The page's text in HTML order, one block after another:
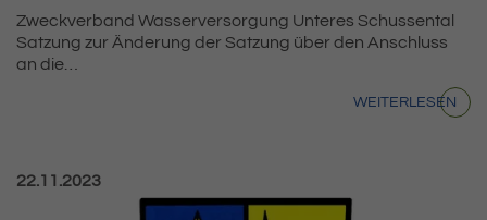
Zweckverband Wasserversorgung Unteres Schussental
Satzung zur Änderung der Satzung über den Anschluss
an die…
WEITERLESEN
Veröffentlicht am:
22.11.2023